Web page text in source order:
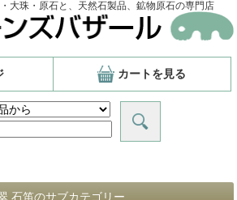
大珠・原石と、天然石製品、鉱物原石の専門店
カートを見る
石笛のサブカテゴリー